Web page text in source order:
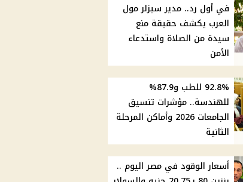
في أول رد.. مدير سيزلر مول
العرب يكشف حقيقة منع
سيدة من الصلاة واستدعاء
الأمن
92.8% للطب و87.9%
للهندسة.. مؤشرات تنسيق
الجامعات 2026 وأماكن المرحلة
الثانية
أسعار الوقود في مصر اليوم ..